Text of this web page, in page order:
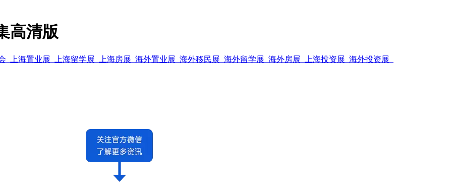
高清版
_上海置业展_上海留学展_上海房展_海外置业展_海外移民展_海外留学展_海外房展_上海投资展_海外投资展_